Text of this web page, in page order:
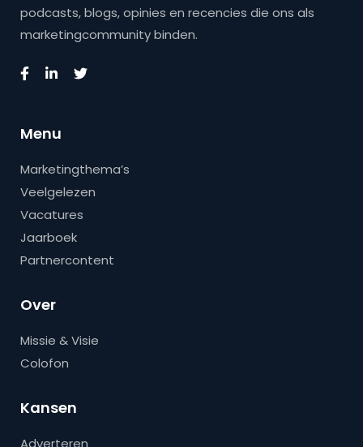
podcasts, blogs, opinies en recencies die ons als
marketingcommunity binden.
Menu
Marketingthema’s
Veelgelezen
Vacatures
Jaarboek
Partnercontent
Over
Missie & Visie
Colofon
Kansen
Adverteren